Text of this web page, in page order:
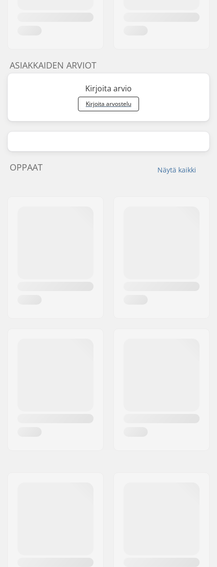
ASIAKKAIDEN ARVIOT
Kirjoita arvio
Kirjoita arvostelu
Näytä kaikki
OPPAAT